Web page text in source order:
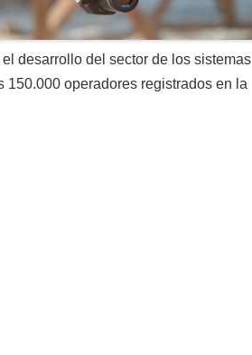
desarrollo del sector de los sistemas
operadores registrados en la